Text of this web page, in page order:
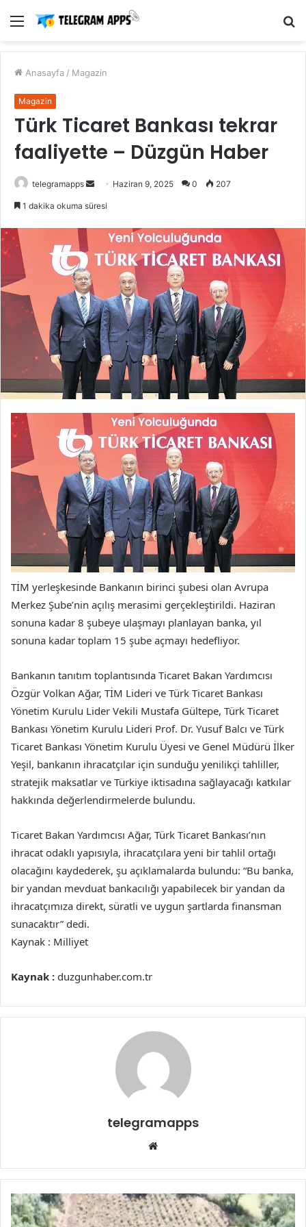
Menü
Anasayfa / Magazin
Magazin
Türk Ticaret Bankası tekrar
faaliyette – Düzgün Haber
telegramapps
Bir
göndermek
Haziran 9, 2025 0 207
1 dakika okuma süresi
TİM yerleşkesinde Bankanın birinci şubesi olan Avrupa
Merkez Şube’nin açılış merasimi gerçekleştirildi. Haziran
sonuna kadar 8 şubeye ulaşmayı planlayan banka, yıl
sonuna kadar toplam 15 şube açmayı hedefliyor.
Bankanın tanıtım toplantısında Ticaret Bakan Yardımcısı
Özgür Volkan Ağar, TİM Lideri ve Türk Ticaret Bankası
Yönetim Kurulu Lider Vekili Mustafa Gültepe, Türk Ticaret
Bankası Yönetim Kurulu Lideri Prof. Dr. Yusuf Balcı ve Türk
Ticaret Bankası Yönetim Kurulu Üyesi ve Genel Müdürü İlker
Yeşil, bankanın ihracatçılar için sunduğu yenilikçi tahliller,
stratejik maksatlar ve Türkiye iktisadına sağlayacağı katkılar
hakkında değerlendirmelerde bulundu.
Ticaret Bakan Yardımcısı Ağar, Türk Ticaret Bankası’nın
ihracat odaklı yapısıyla, ihracatçılara yeni bir tahlil ortağı
olacağını kaydederek, şu açıklamalarda bulundu: “Bu banka,
bir yandan mevduat bankacılığı yapabilecek bir yandan da
ihracatçımıza direkt, süratli ve uygun şartlarda finansman
sunacaktır” dedi.
Kaynak : Milliyet
Kaynak : duzgunhaber.com.tr
telegramapps
Web